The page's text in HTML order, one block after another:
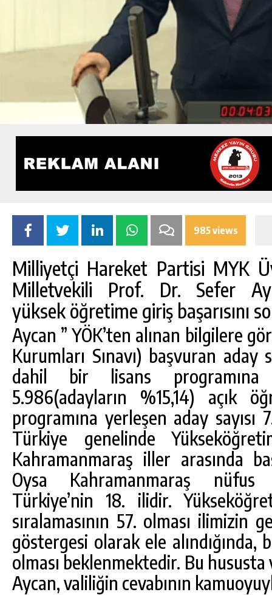
985 views
Milliyetçi Hareket Partisi MYK
Milletvekili Prof. Dr. Sefer
yüksek öğretime giriş başarısını
Aycan ” YÖK’ten alınan bilgilere
Kurumları Sınavı) başvuran aday
dahil bir lisans programına
5.986(adayların %15,14) açık
programına yerleşen aday sayısı
Türkiye genelinde
Kahramanmaraş iller arasında
Oysa Kahramanmaraş nüfus
Türkiye’nin 18. ilidir.
sıralamasının 57. olması ilimizin
göstergesi olarak ele alındığında,
olması beklenmektedir. Bu
Aycan, valiliğin cevabının
GÜNLÜK HABER AKIŞI
GÖKSUN HAFIZLIK KIZ KUR’AN KURSU
ÖĞRENCILERINE DARENDE GEZISI.